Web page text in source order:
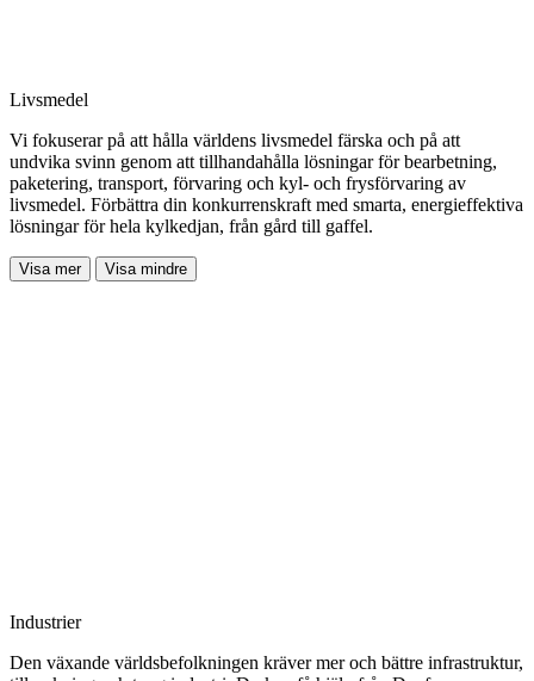
Livsmedel
Vi fokuserar på att hålla världens livsmedel färska och på att
undvika svinn genom att tillhandahålla lösningar för bearbetning,
paketering, transport, förvaring och kyl- och frysförvaring av
livsmedel. Förbättra din konkurrenskraft med smarta, energieffektiva
lösningar för hela kylkedjan, från gård till gaffel.
Visa mer Visa mindre
Industrier
Den växande världsbefolkningen kräver mer och bättre infrastruktur,